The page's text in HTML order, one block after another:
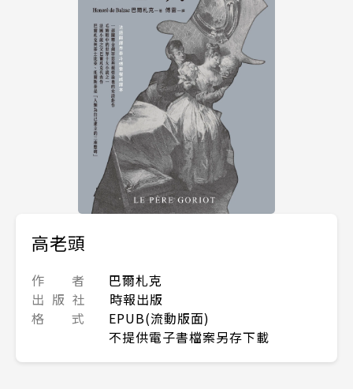
高老頭
作 者
巴爾札克
出 版 社
時報出版
格 式
EPUB(流動版面)
不提供電子書檔案另存下載